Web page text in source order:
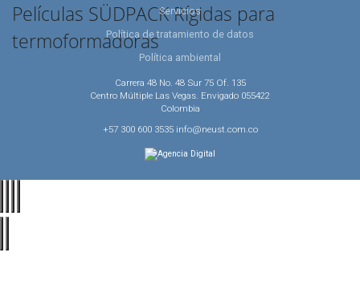
Películas SÜDPACK Rígidas para
termoformadoras
Servicios
Política de tratamiento de datos
Política ambiental
Carrera 48 No. 48 Sur 75 Of. 135
Centro Múltiple Las Vegas. Envigado 055422
Colombia
+57 300 600 3535 info@neust.com.co
Agencia Digital